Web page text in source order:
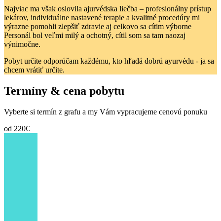
Všetky tri rezorty fungujú pod rovnakým odborným ayurvedským
vedením a ponúkajú kvalitnú liečebnú starostlivosť. Klienti si môžu
vybrať medzi jednotlivými rezortmi podľa preferovaného štandardu
ubytovania, polohy v areáli a rozpočtu.
autentického štandardu až po vyšší komfort a luxusnejšie
ubytovanie. Vďaka tomu si každý klient môže zvoliť kombináciu
liečebného programu a úrovne ubytovania podľa svojich potrieb.
Pre koho je toto miesto ideálne?
Najviac ma však oslovila ajurvédska liečba – profesionálny prístup
lekárov, individuálne nastavené terapie a kvalitné procedúry mi
výrazne pomohli zlepšiť zdravie aj celkovo sa cítim výborne
Personál bol veľmi milý a ochotný, cítil som sa tam naozaj
výnimočne.
Pobyt určite odporúčam každému, kto hľadá dobrú ayurvédu - ja sa
chcem vrátiť určite.
Termíny & cena pobytu
Vyberte si termín z grafu a my Vám vypracujeme cenovú ponuku
od 220€